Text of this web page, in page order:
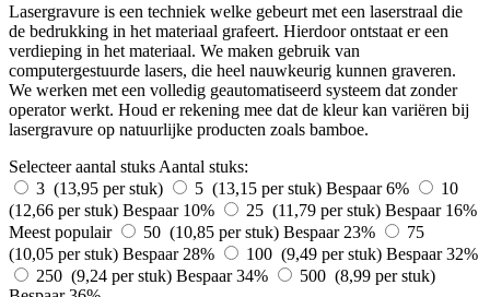
Lasergravure is een techniek welke gebeurt met een laserstraal die
de bedrukking in het materiaal grafeert. Hierdoor ontstaat er een
verdieping in het materiaal. We maken gebruik van
computergestuurde lasers, die heel nauwkeurig kunnen graveren.
We werken met een volledig geautomatiseerd systeem dat zonder
operator werkt. Houd er rekening mee dat de kleur kan variëren bij
lasergravure op natuurlijke producten zoals bamboe.
Selecteer aantal stuks Aantal stuks:
3 (13,95 per stuk)
5 (13,15 per stuk) Bespaar 6%
10
(12,66 per stuk) Bespaar 10% 25 (11,79 per stuk) Bespaar 16%
Meest populair
50 (10,85 per stuk) Bespaar 23%
75
(10,05 per stuk) Bespaar 28% 100 (9,49 per stuk) Bespaar 32%
250 (9,24 per stuk) Bespaar 34%
500 (8,99 per stuk)